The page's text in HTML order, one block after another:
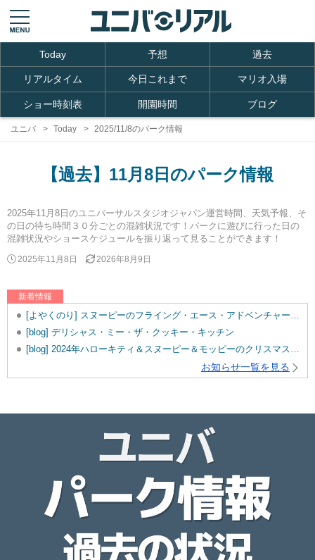
Today 予想 過去
リアルタイム 今日これまで マリオ入場
ショー時刻表 開園時間 ブログ
ユニバ Today 2025/11/8のパーク情報
【過去】11月8日のパーク情報
2025年11月8日のユニバーサルスタジオジャパン運営時間、天気予報、そ
の日の待ち時間３０分ごとの混雑状況です！パークに遊びに行った日の
混雑状況やショースケジュールを振り返って見ることができます！
2025年11月8日 2026年8月9日
新着情報
[よやくのり] スヌーピーのフライング・エース・アドベンチャーを追加しました。
[blog] デリシャス・ミー・ザ・クッキー・キッチン
[blog] 2024年ハローキティ＆スヌーピー＆モッピーのクリスマスグッズ♡
お知らせ一覧を見る